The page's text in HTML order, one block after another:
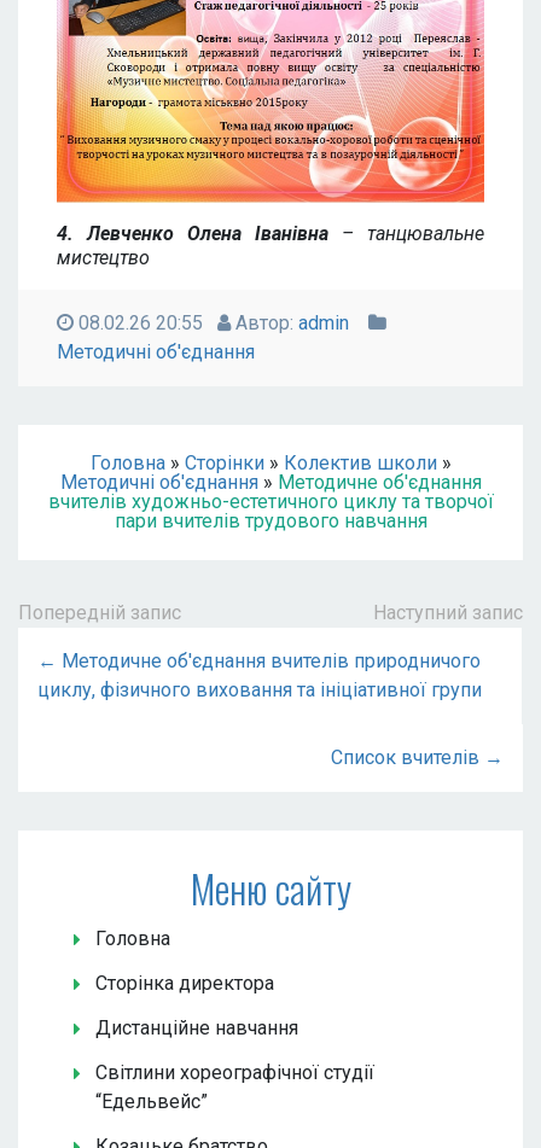
4. Левченко Олена Іванівна – танцювальне
мистецтво
08.02.26 20:55 Автор: admin
Методичні об'єднання
Головна» Сторінки» Колектив школи»
Методичні об'єднання» Методичне об'єднання
вчителів художньо-естетичного циклу та творчої
пари вчителів трудового навчання
Попередній запис Наступний запис
← Методичне об'єднання вчителів природничого
циклу, фізичного виховання та ініціативної групи
Список вчителів →
Меню сайту
Головна
Сторінка директора
Дистанційне навчання
Світлини хореографічної студії
“Едельвейс”